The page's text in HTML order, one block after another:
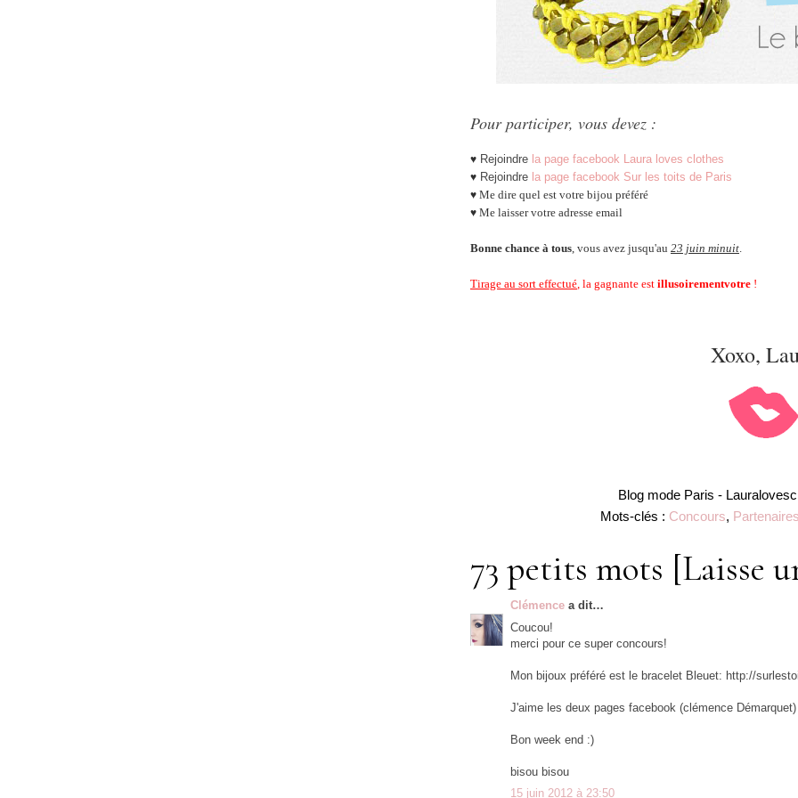
Pour participer, vous devez :
♥ Rejoindre la page facebook Laura loves clothes
♥ Rejoindre la page facebook Sur les toits de Paris
♥ Me dire quel est votre bijou préféré
♥ Me laisser votre adresse email
Bonne chance à tous, vous avez jusqu'au 23 juin minuit.
Tirage au sort effectué, la gagnante est illusoirementvotre !
Xoxo,
Blog mode Paris -
Mots-clés : Concours,
73 petits mots [Laisse
Clémence a dit…
Coucou!
merci pour ce super concours!
Mon bijoux préféré est le bracelet Bleuet: http://
J'aime les deux pages facebook (clémence
Bon week end :)
bisou bisou
15 juin 2012 à 23:50